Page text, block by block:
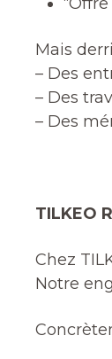
Mais
– Des
– Des
– Des
TILKEO
Chez
Notre